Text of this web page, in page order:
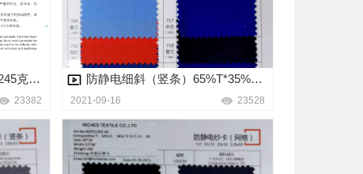
抗油拒水防静电32/2*32/2 245克面料
23382
防静电细斜（竖条）65%T*35%C 155克面料
2021-09-16 23528